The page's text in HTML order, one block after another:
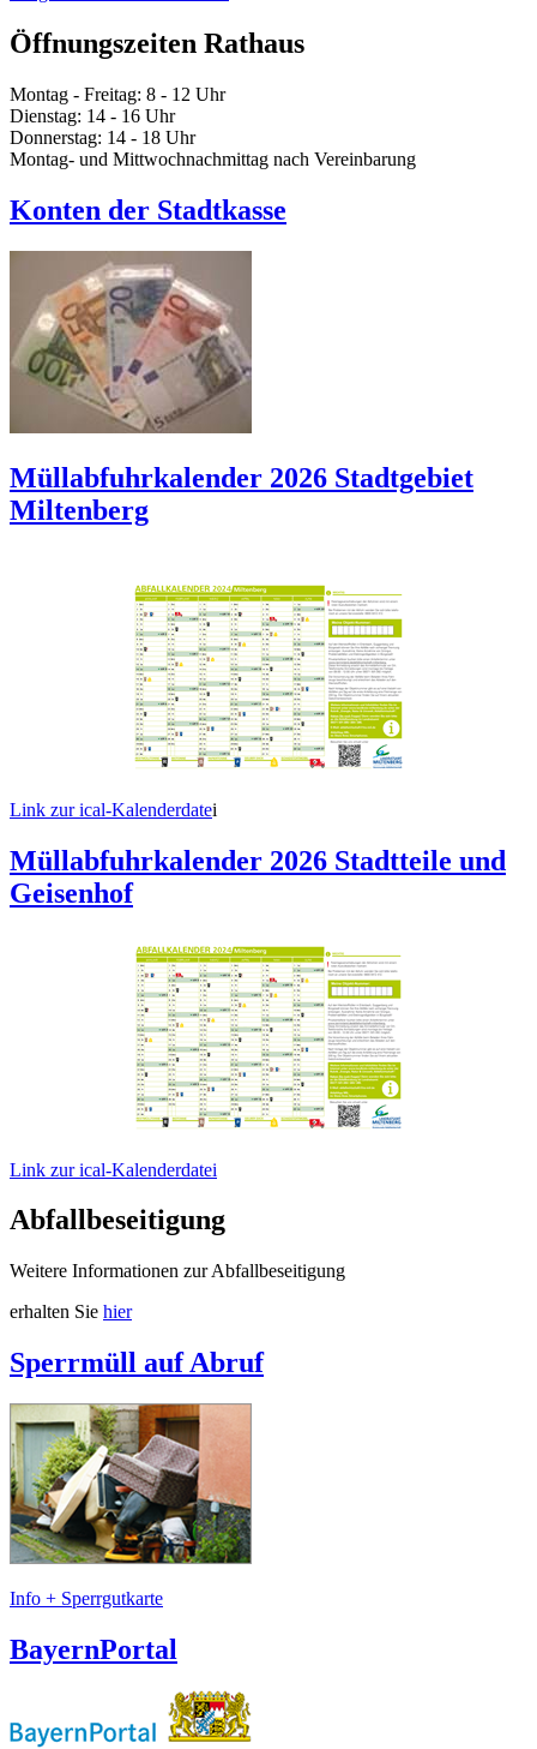
Öffnungszeiten Rathaus
Montag - Freitag: 8 - 12 Uhr
Dienstag: 14 - 16 Uhr
Donnerstag: 14 - 18 Uhr
Montag- und Mittwochnachmittag nach Vereinbarung
Konten der Stadtkasse
Müllabfuhrkalender 2026 Stadtgebiet
Miltenberg
Link zur ical-Kalenderdatei
Müllabfuhrkalender 2026 Stadtteile und
Geisenhof
Link zur ical-Kalenderdatei
Abfallbeseitigung
Weitere Informationen zur Abfallbeseitigung
erhalten Sie hier
Sperrmüll auf Abruf
Info + Sperrgutkarte
BayernPortal